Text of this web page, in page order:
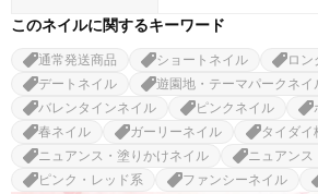
このネイルに関するキーワード
通常発送商品 ショートネイル
ロン
デートネイル
遊園地・テーマパークネイ
バレンタインネイル
ピンクネイル
春ネイル
ガーリーネイル
タイダイ
ニュアンス・塗りかけネイル
ニュアンス
ピンク・レッド系
ファンシーネイル